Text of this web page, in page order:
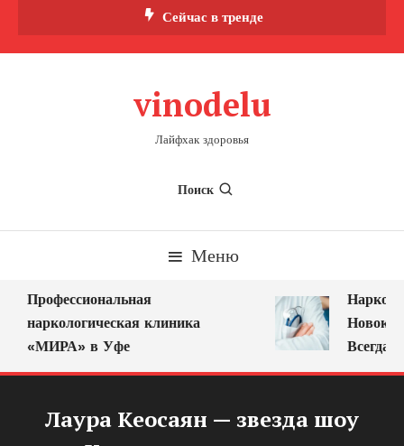
Сейчас в тренде
vinodelu
Лайфхак здоровья
Поиск
Меню
Профессиональная
наркологическая клиника
«МИРА» в Уфе
Всегда
Лаура Кеосаян — звезда шоу